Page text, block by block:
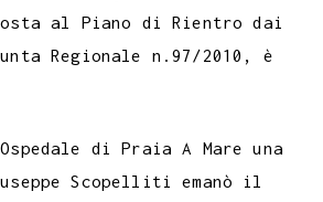
al Piano di Rientro dai
Regionale n.97/2010, è
di Praia A Mare una
Scopelliti emanò il